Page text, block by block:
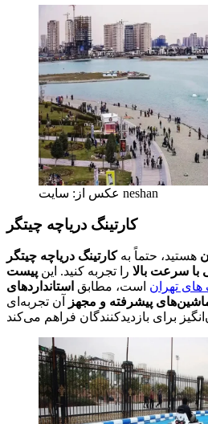
عکس از: سایت neshan
کارتینگ دریاچه چیتگر
هستید، حتماً بهکارتینگ دریاچه چیتگر
با سرعت بالا را تجربه کنید. این پیست
های تهران است، مطابق استانداردهای
پیشرفته و مجهز
آن تجربه‌ای